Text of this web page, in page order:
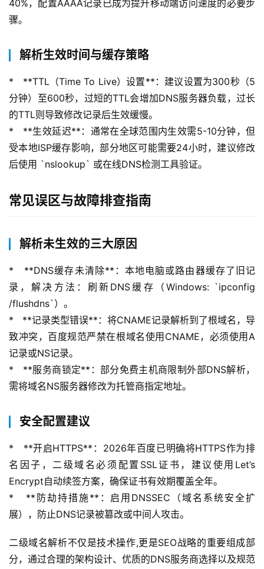
页
品
与
服
务
互
联
动
态
我
40%，配置AAAA记录已成为提升移动端访问速度的必要步
骤。
解析生效时间与缓存策略
*   **TTL（Time To Live）设置**：建议设置为300秒（5
分钟）至600秒，过短的TTL会增加DNS服务器负载，过长
的TTL则导致修改记录后生效缓慢。
*   **生效延迟**：通常在全球范围内生效需5-10分钟，但
受本地ISP缓存影响，部分地区可能需要24小时，建议修改
后使用 `nslookup` 或在线DNS检测工具验证。
常见误区与故障排查指南
解析未生效的三大原因
*   **DNS缓存未清除**：本地电脑或路由器缓存了旧记
录，解决方法：刷新DNS缓存（Windows: `ipconfig
/flushdns`）。
*   **记录类型错误**：将CNAME记录解析到了根域名，导
致冲突，百度规范严禁在根域名使用CNAME，必须使用A
记录或NS记录。
*   **服务商锁定**：部分免费主机商限制外部DNS解析，
需将域名NS服务器修改为托管商指定地址。
安全配置建议
*   **开启HTTPS**：2026年百度已明确将HTTPS作为排
名因子，二级域名必须配置SSL证书，建议使用Let’s
Encrypt自动续签方案，确保证书有效期覆盖全年。
*   **防劫持措施**：启用DNSSEC（域名系统安全扩
展），防止DNS记录被篡改或中间人攻击。
二级域名解析不仅是技术操作,更是SEO战略的重要组成部
分，通过合理的架构设计、优质的DNS服务商选择以及规范